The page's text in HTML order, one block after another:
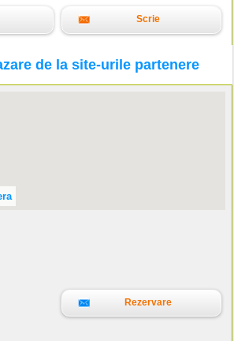
Scrie
de la site-urile partenere
Rezervare